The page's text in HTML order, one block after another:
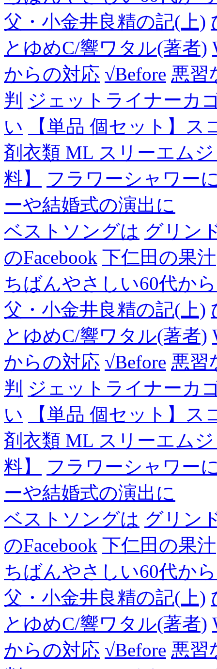
父・小金井良精の記(上)
とゆめC/響ワタル(著者)
からの対応 √Before 悪習
判 ジェットライナーカ
い
【単品 個セット】
剤衣類 ML スリーエム
料】
フラワーシャワー
ーや結婚式の演出に
ベストソングは グリン
のFacebook 下仁田の果汁
ちばんやさしい60代から
父・小金井良精の記(上)
とゆめC/響ワタル(著者)
からの対応 √Before 悪習
判 ジェットライナーカ
い
【単品 個セット】
剤衣類 ML スリーエム
料】
フラワーシャワー
ーや結婚式の演出に
ベストソングは グリン
のFacebook 下仁田の果汁
ちばんやさしい60代から
父・小金井良精の記(上)
とゆめC/響ワタル(著者)
からの対応 √Before 悪習